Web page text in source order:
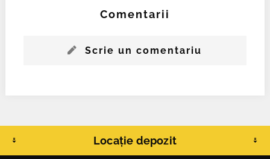
Comentarii
Scrie un comentariu
Locație depozit